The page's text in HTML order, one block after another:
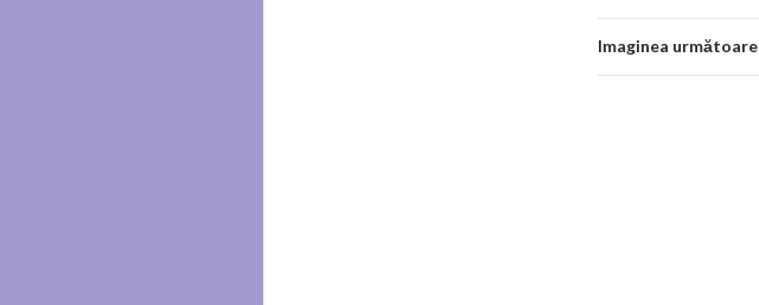
Imaginea următoare